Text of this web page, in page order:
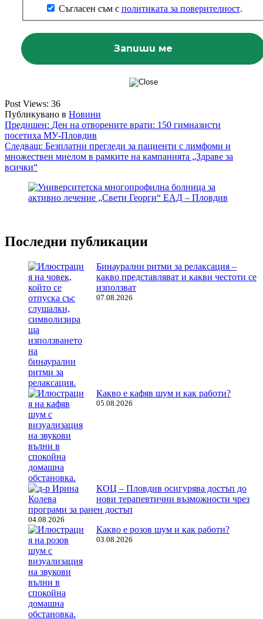
Съгласен съм с политиката за поверителност.
Post Views: 36
Публикувано в Новини
Навигация
Предишен: Ден на отворените врати: 150 гимназисти
посетиха МУ-Пловдив
Следващ: Безплатни прегледи за пациенти с лимфоми и
множествен миелом в рамките на кампанията „Здраве за
всички“
Последни публикации
Бинаурални ритми за релаксация –
какво представляват и какви честоти се
използват
07.08.2026
Какво е кафяв шум и как работи?
05.08.2026
КОЦ – Пловдив осигурява достъп до
нови терапевтични възможности чрез
програми за ранен достъп
04.08.2026
Какво е розов шум и как работи?
03.08.2026